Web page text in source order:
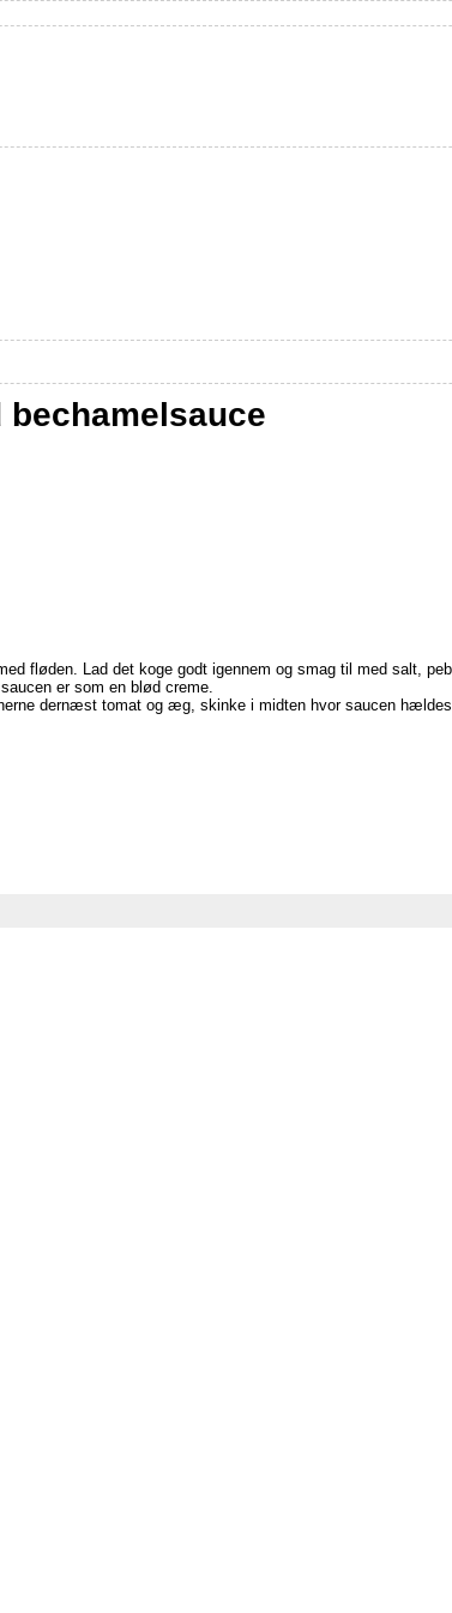
fløden. Lad det koge godt igennem og smag til med salt,
er som en blød creme.
dernæst tomat og æg, skinke i midten hvor saucen